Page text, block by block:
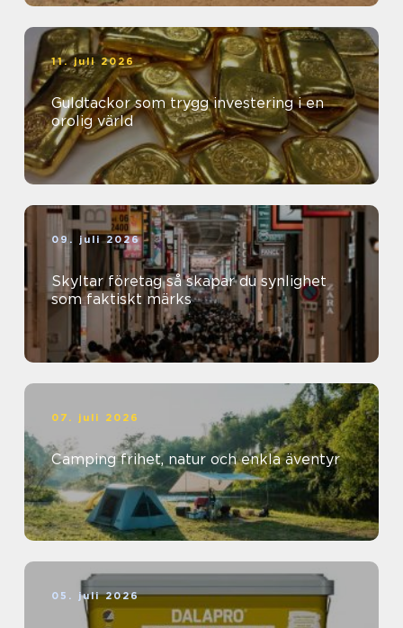
11. juli 2026
Guldtackor som trygg investering i en
orolig värld
09. juli 2026
Skyltar företag så skapar du synlighet
som faktiskt märks
07. juli 2026
Camping frihet, natur och enkla äventyr
05. juli 2026